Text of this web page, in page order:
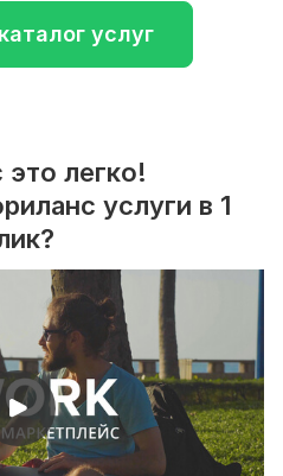
услуг
легко!
услуги в 1